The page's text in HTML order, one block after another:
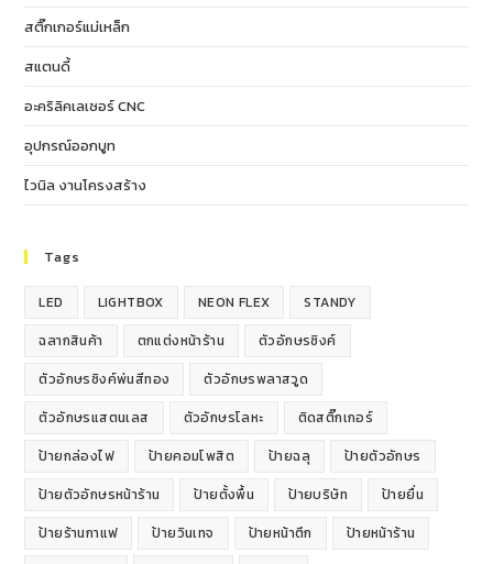
สติ๊กเกอร์แม่เหล็ก
สแตนดี้
อะคริลิคเลเซอร์ CNC
อุปกรณ์ออกบูท
ไวนิล งานโครงสร้าง
Tags
LED LIGHTBOX NEON FLEX
STANDY
ฉลากสินค้า
ตกแต่งหน้าร้าน
ตัวอักษรซิงค์
ตัวอักษรซิงค์พ่นสีทอง
ตัวอักษรพลาสวูด
ตัวอักษรแสตนเลส
ตัวอักษรโลหะ
ติดสติ๊กเกอร์
ป้ายกล่องไฟ
ป้ายคอมโพสิต ป้ายฉลุ
ป้ายตัวอักษร
ป้ายตัวอักษรหน้าร้าน
ป้ายตั้งพื้น ป้ายบริษัท
ป้ายยื่น
ป้ายร้านกาแฟ
ป้ายวินเทจ ป้ายหน้าตึก
ป้ายหน้าร้าน